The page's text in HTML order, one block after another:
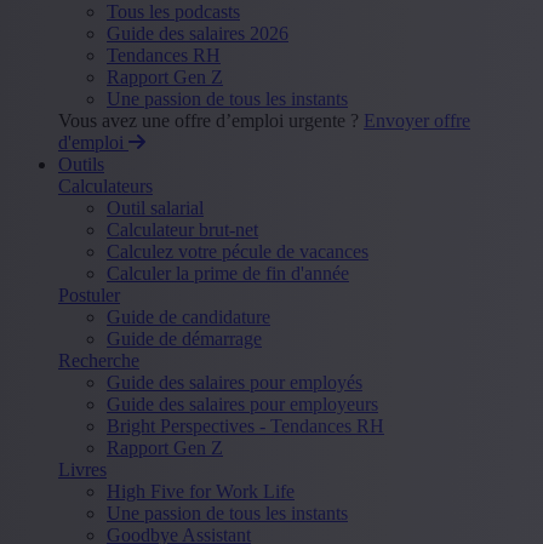
Tous les podcasts
Guide des salaires 2026
Tendances RH
Rapport Gen Z
Une passion de tous les instants
Vous avez une offre d’emploi urgente ? Envoyer offre
d'emploi
Outils
Calculateurs
Outil salarial
Calculateur brut-net
Calculez votre pécule de vacances
Calculer la prime de fin d'année
Postuler
Guide de candidature
Guide de démarrage
Recherche
Guide des salaires pour employés
Guide des salaires pour employeurs
Bright Perspectives - Tendances RH
Rapport Gen Z
Livres
High Five for Work Life
Une passion de tous les instants
Goodbye Assistant